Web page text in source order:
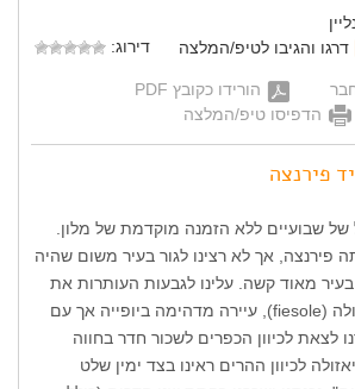
דרגו והגיבו לטיפ/המלצה
דירוג:
הורידו כקובץ PDF
הדפיסו טיפ/המלצה
פירנצה
של שבועיים ללא הזמנה מוקדמת של מלון.
פירנצה, אך לא רצינו לגור בעיר משום שהיה
בעיר מאוד קשה. עלינו לגבעות העותרות את
פירנצה והגענו לפיאזולה (fiesole), עיירה מדהימה ביופייה אך עם
לצאת לכיוון הכפרים לשכור חדר בחווה
לכיוון ההרים ראינו בצד ימין שלט